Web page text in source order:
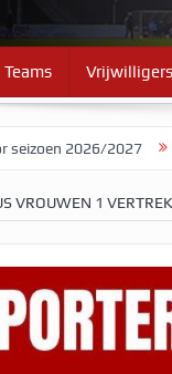
Teams
2027 Herman
VROUWEN 1